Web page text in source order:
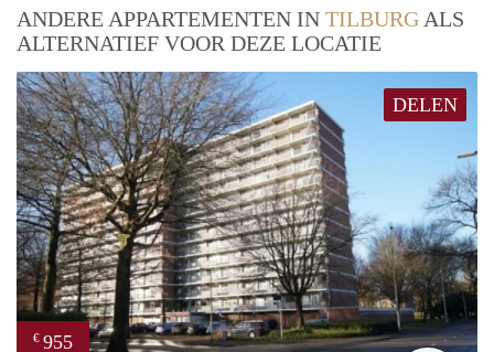
ANDERE APPARTEMENTEN IN TILBURG ALS
ALTERNATIEF VOOR DEZE LOCATIE
DELEN
€ 955